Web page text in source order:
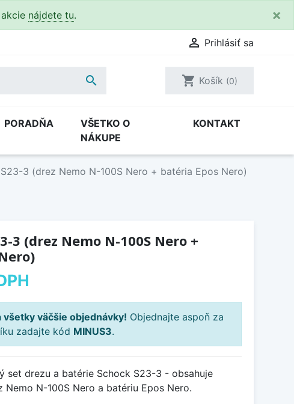
nájdete tu. ×
 Prihlásiť sa
 shopping_cart Košík (0)
PORADŇA
VŠETKO O
NÁKUPE
KONTAKT
3 (drez Nemo N-100S Nero + batéria Epos Nero)
3 (drez Nemo N-100S Nero +
všetky väčšie objednávky! Objednajte aspoň za
zadajte kód MINUS3.
set drezu a batérie Schock S23-3 - obsahuje
N-100S Nero a batériu Epos Nero.